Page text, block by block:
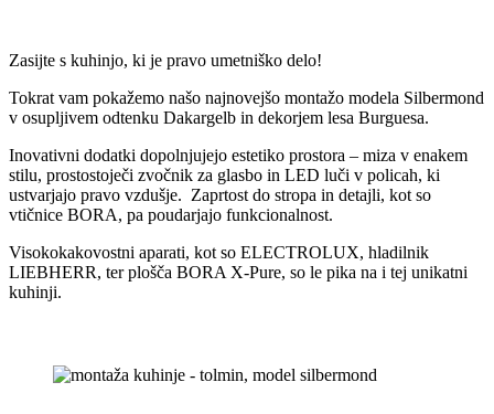
Zasijte s kuhinjo, ki je pravo umetniško delo!
Tokrat vam pokažemo našo najnovejšo montažo modela Silbermond
v osupljivem odtenku Dakargelb in dekorjem lesa Burguesa.
Inovativni dodatki dopolnjujejo estetiko prostora – miza v enakem
stilu, prostostoječi zvočnik za glasbo in LED luči v policah, ki
ustvarjajo pravo vzdušje. Zaprtost do stropa in detajli, kot so
vtičnice BORA, pa poudarjajo funkcionalnost.
Visokokakovostni aparati, kot so ELECTROLUX, hladilnik
LIEBHERR, ter plošča BORA X-Pure, so le pika na i tej unikatni
kuhinji.